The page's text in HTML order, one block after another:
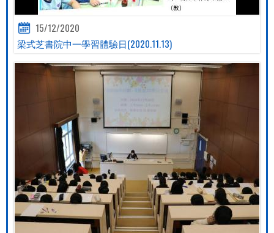
15/12/2020
梁式芝書院中一學習體驗日(2020.11.13)